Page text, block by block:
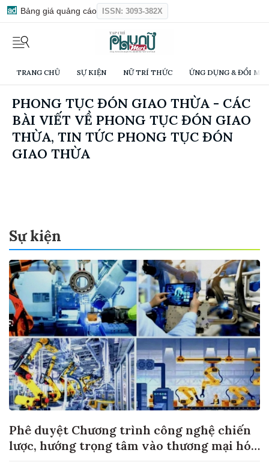
Bảng giá quảng cáo ISSN: 3093-382X
TRANG CHỦ SỰ KIỆN NỮ TRÍ THỨC ỨNG DỤNG & ĐỔI
PHONG TỤC ĐÓN GIAO THỪA - CÁC
BÀI VIẾT VỀ PHONG TỤC ĐÓN GIAO
THỪA, TIN TỨC PHONG TỤC ĐÓN
GIAO THỪA
Sự kiện
Phê duyệt Chương trình công nghệ chiến
lược, hướng trọng tâm vào thương mại hóa